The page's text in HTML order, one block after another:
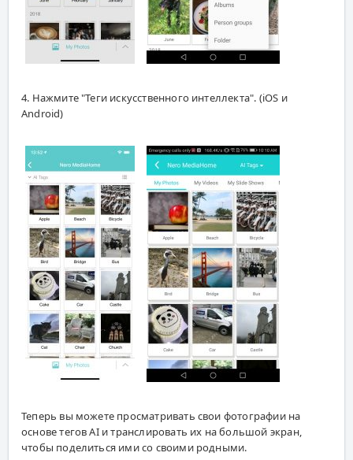
4. Нажмите "Теги искусственного интеллекта". (iOS и
Android)
Теперь вы можете просматривать свои фотографии на
основе тегов AI и транслировать их на большой экран,
чтобы поделиться ими со своими родными.